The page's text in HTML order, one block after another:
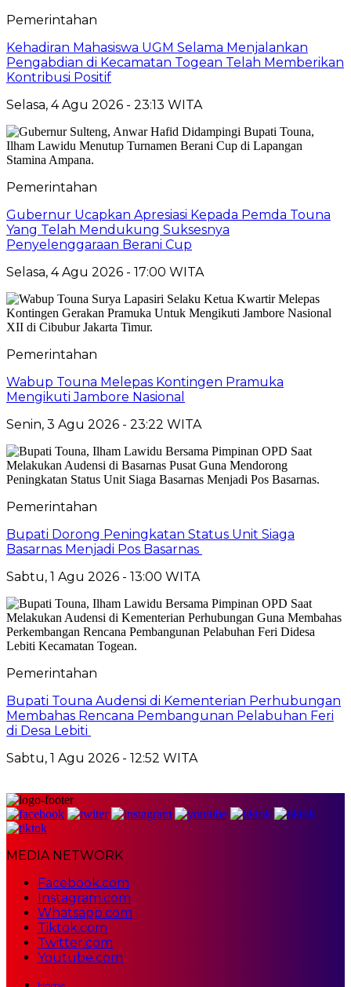
Pemerintahan
Kehadiran Mahasiswa UGM Selama Menjalankan
Pengabdian di Kecamatan Togean Telah Memberikan
Kontribusi Positif
Selasa, 4 Agu 2026 - 23:13 WITA
Pemerintahan
Gubernur Ucapkan Apresiasi Kepada Pemda Touna
Yang Telah Mendukung Suksesnya
Penyelenggaraan Berani Cup
Selasa, 4 Agu 2026 - 17:00 WITA
Pemerintahan
Wabup Touna Melepas Kontingen Pramuka
Mengikuti Jambore Nasional
Senin, 3 Agu 2026 - 23:22 WITA
Pemerintahan
Bupati Dorong Peningkatan Status Unit Siaga
Basarnas Menjadi Pos Basarnas
Sabtu, 1 Agu 2026 - 13:00 WITA
Pemerintahan
Bupati Touna Audensi di Kementerian Perhubungan
Membahas Rencana Pembangunan Pelabuhan Feri
di Desa Lebiti
Sabtu, 1 Agu 2026 - 12:52 WITA
MEDIA NETWORK
Facebook.com
Instagram.com
Whatsapp.com
Tiktok.com
Twitter.com
Youtube.com